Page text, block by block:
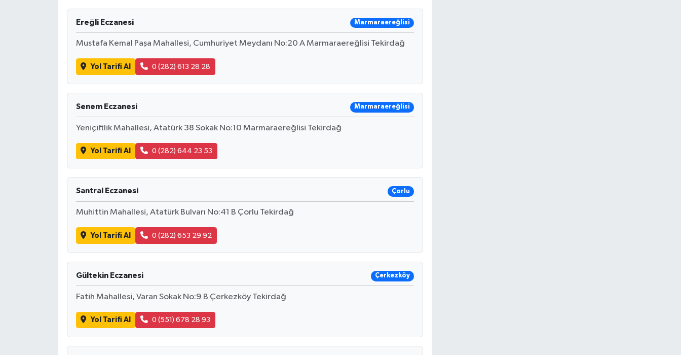
Ereğli Eczanesi Marmaraereğlisi
Mustafa Kemal Paşa Mahallesi, Cumhuriyet Meydanı No:20 A Marmaraereğlisi Tekirdağ
Yol Tarifi Al 0 (282) 613 28 28
Senem Eczanesi Marmaraereğlisi
Yeniçiftlik Mahallesi, Atatürk 38 Sokak No:10 Marmaraereğlisi Tekirdağ
Yol Tarifi Al 0 (282) 644 23 53
Santral Eczanesi Çorlu
Muhittin Mahallesi, Atatürk Bulvarı No:41 B Çorlu Tekirdağ
Yol Tarifi Al 0 (282) 653 29 92
Gültekin Eczanesi Çerkezköy
Fatih Mahallesi, Varan Sokak No:9 B Çerkezköy Tekirdağ
Yol Tarifi Al 0 (551) 678 28 93